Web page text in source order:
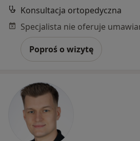
Konsultacja ortopedyczna
Poproś o wizytę